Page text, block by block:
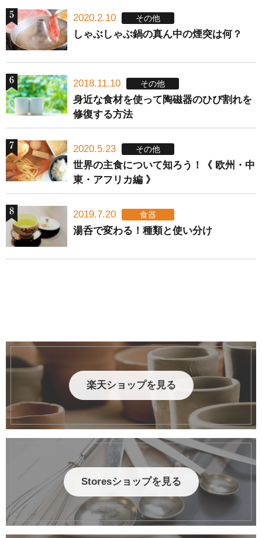
2020.2.10 その他
しゃぶしゃぶ鍋の真ん中の煙突は何？
2018.11.10 その他
身近な食材を使って陶磁器のひび割れを
修復する方法
2020.5.23 その他
世界の主食について知ろう！《 欧州・中
東・アフリカ編 》
2019.7.20 食器
湯呑で変わる！種類と使い分け
楽天ショップを見る
Storesショップを見る